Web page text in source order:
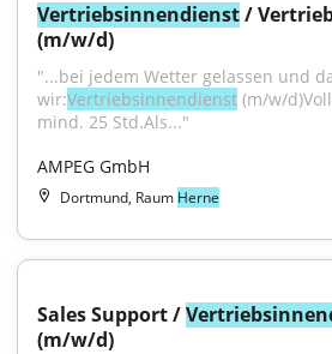
Vertriebsinnendienst /
(m/w/d)
"...bei jedem Wetter gelassen und
wir:Vertriebsinnendienst (m/w/
mind. 25 Std.Als..."
AMPEG GmbH
Dortmund, Raum Herne
Sales Support /
(m/w/d)